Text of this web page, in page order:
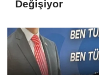
Değişiyor